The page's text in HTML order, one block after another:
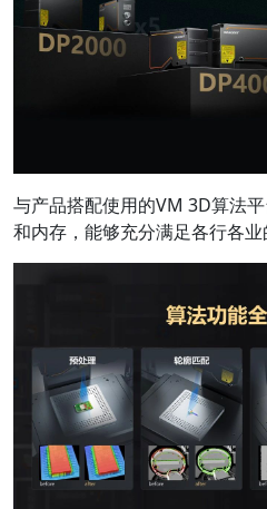
与产品搭配使用的VM 3D算法
和内存，能够充分满足各行各业